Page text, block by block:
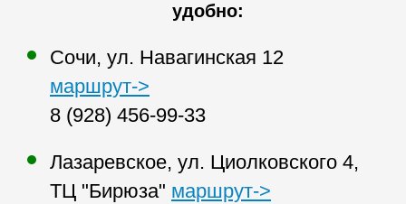
удобно:
Сочи, ул. Навагинская 12
маршрут->
8 (928) 456-99-33
Лазаревское, ул. Циолковского 4,
ТЦ "Бирюза" маршрут->